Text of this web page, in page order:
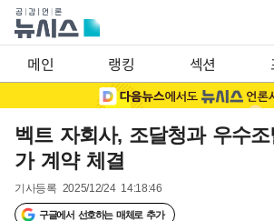
메인 랭킹 섹션
벡트 자회사, 조달청과 우수
가 계약 체결
기사등록 2025/12/24 14:18:46
구글에서 선호하는 매체로 추가